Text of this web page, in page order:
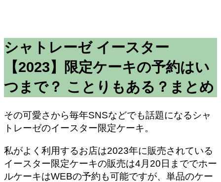
シャトレーゼ イースター
【2023】限定ケーキの予約はい
つまで？ ことりもある？まとめ
その可愛さから毎年SNSなどでも話題になるシャ
トレーゼのイースター限定ケーキ。
私がよく利用するお店は2023年に販売されている
イースター限定ケーキの販売は4月20日まででホー
ルケーキはWEBの予約も可能ですが、単品のケー